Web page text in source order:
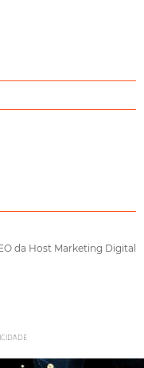
da Host Marketing Digital